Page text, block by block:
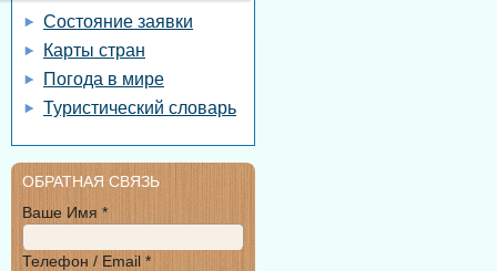
Состояние заявки
Карты стран
Погода в мире
Туристический словарь
ОБРАТНАЯ СВЯЗЬ
Ваше Имя *
Телефон / Email *